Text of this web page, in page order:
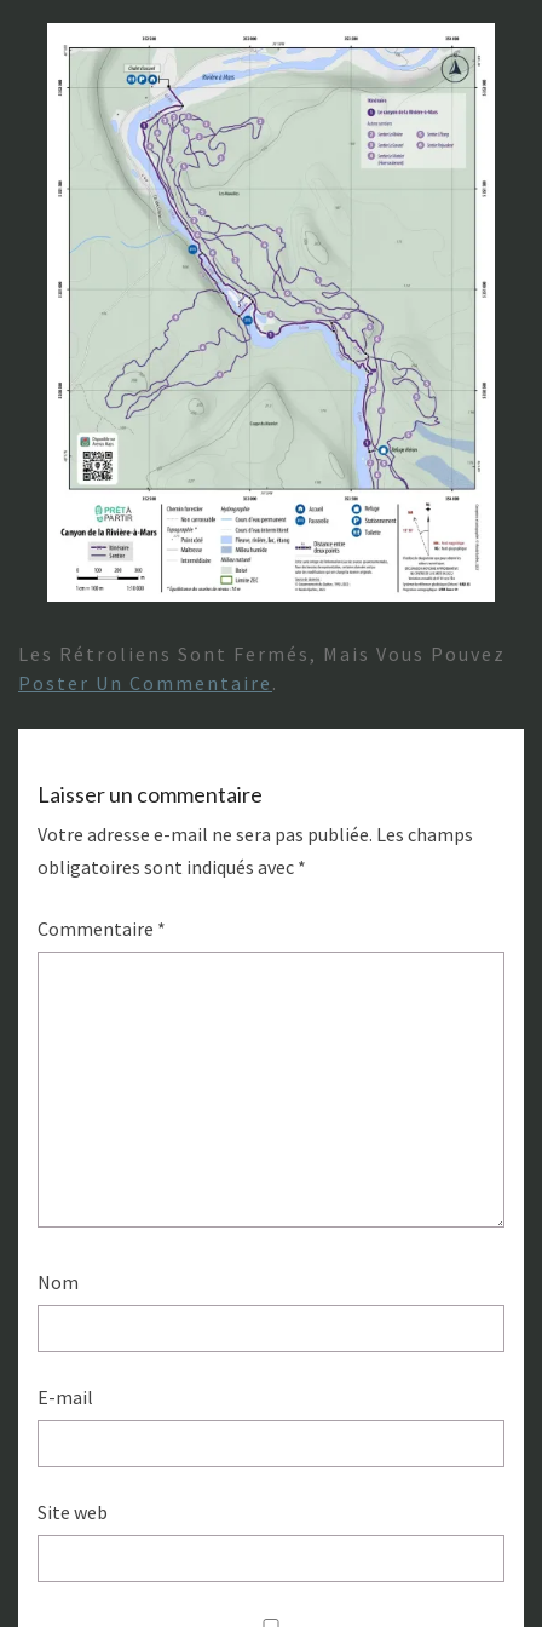
Les Rétroliens Sont Fermés, Mais Vous Pouvez
Poster Un Commentaire .
Laisser un commentaire
Votre adresse e-mail ne sera pas publiée. Les champs
obligatoires sont indiqués avec *
Commentaire *
Nom
E-mail
Site web